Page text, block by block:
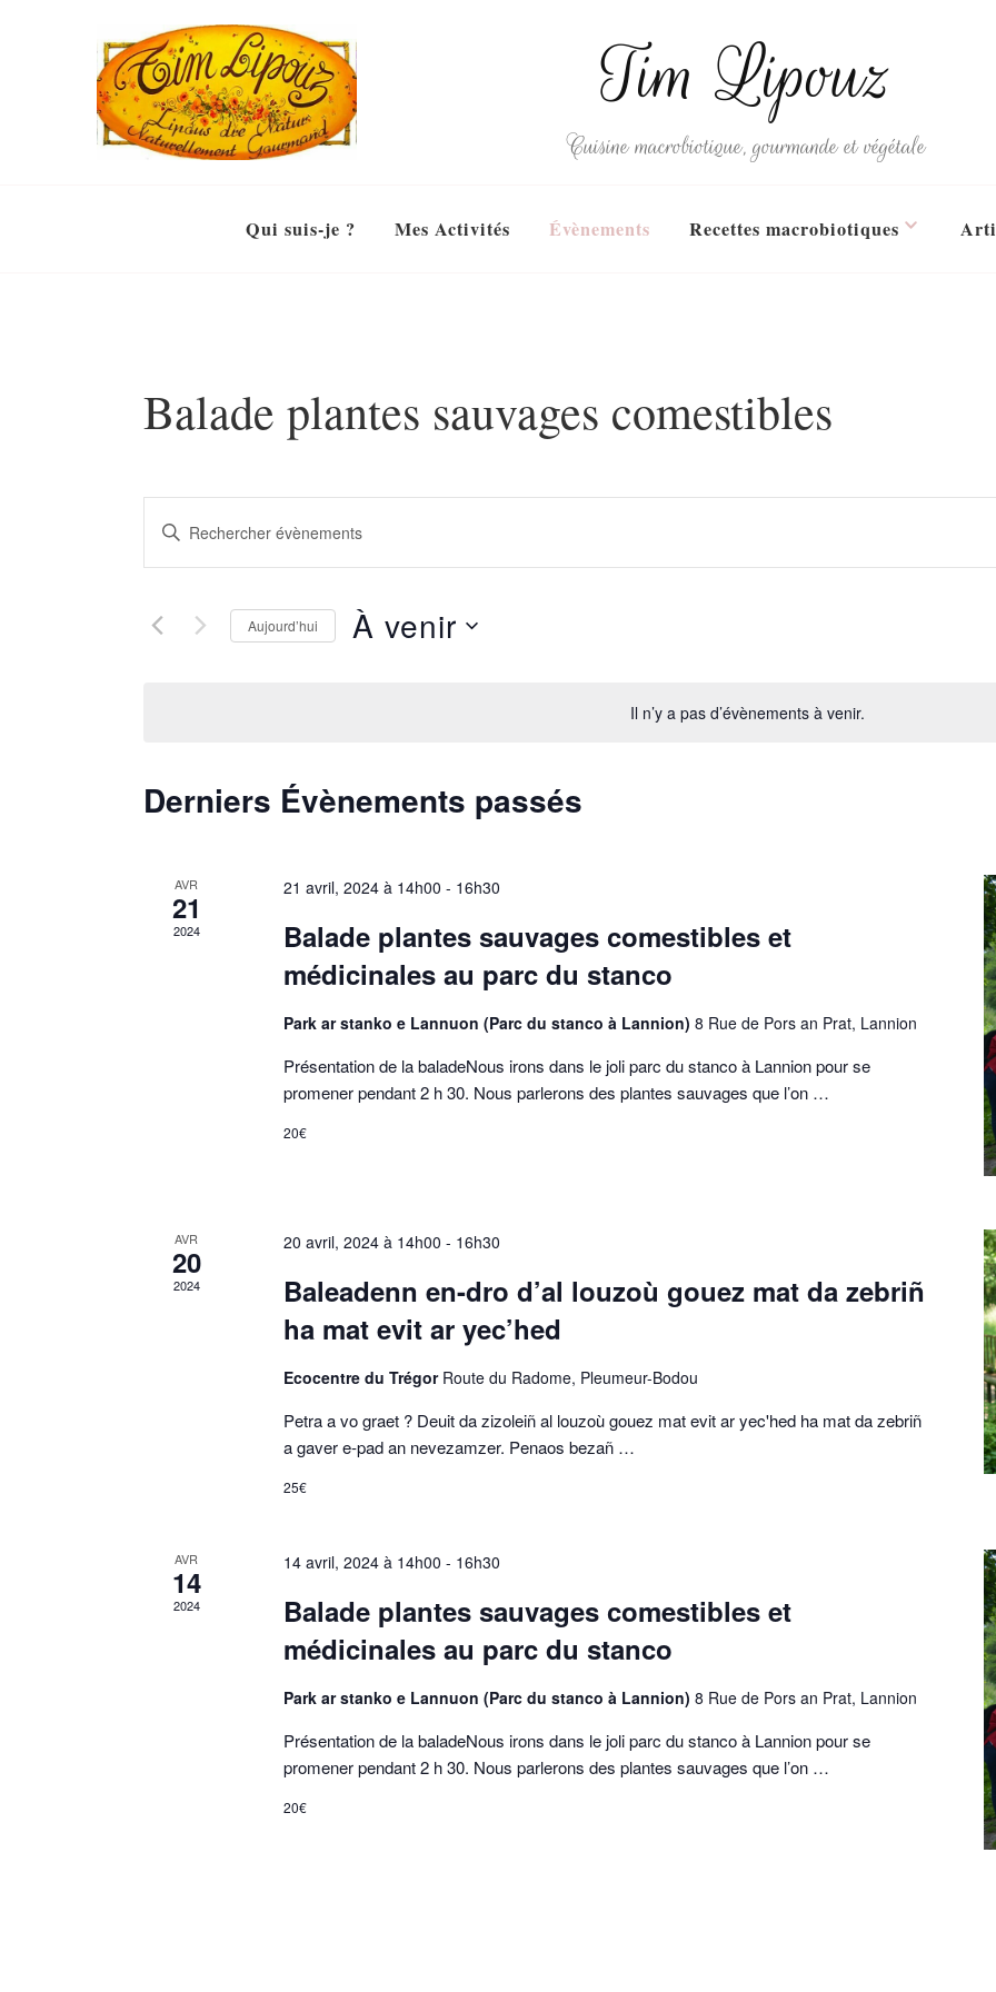
Tim Lipouz
Cuisine macrobiotique, gourmande et végétale
Qui suis-je ? Mes Activités Évènements Recettes macrobiotiques
Il n’y a pas d’évènements à venir.
Balade plantes sauvages comestibles
Recherche
et
navigation
Évènements
Saisir
mot-
Rechercher
Aujourd’hui À venir
Derniers Évènements passés
AVR
21
2024
21 avril, 2024 à 14h00 - 16h30
Balade plantes sauvages comestibles et
médicinales au parc du stanco
Park ar stanko e Lannuon (Parc du stanco à Lannion) 8 Rue de Pors an Prat, Lannion
Présentation de la baladeNous irons dans le joli parc du stanco à Lannion pour se
promener pendant 2 h 30. Nous parlerons des plantes sauvages que l’on …
20€
AVR
20
2024
20 avril, 2024 à 14h00 - 16h30
Baleadenn en-dro d’al louzoù gouez mat da zebriñ
ha mat evit ar yec’hed
Ecocentre du Trégor Route du Radome, Pleumeur-Bodou
Petra a vo graet ? Deuit da zizoleiñ al louzoù gouez mat evit ar yec'hed ha mat da zebriñ
a gaver e-pad an nevezamzer. Penaos bezañ …
25€
AVR
14
2024
14 avril, 2024 à 14h00 - 16h30
Balade plantes sauvages comestibles et
médicinales au parc du stanco
Park ar stanko e Lannuon (Parc du stanco à Lannion) 8 Rue de Pors an Prat, Lannion
Présentation de la baladeNous irons dans le joli parc du stanco à Lannion pour se
promener pendant 2 h 30. Nous parlerons des plantes sauvages que l’on …
20€